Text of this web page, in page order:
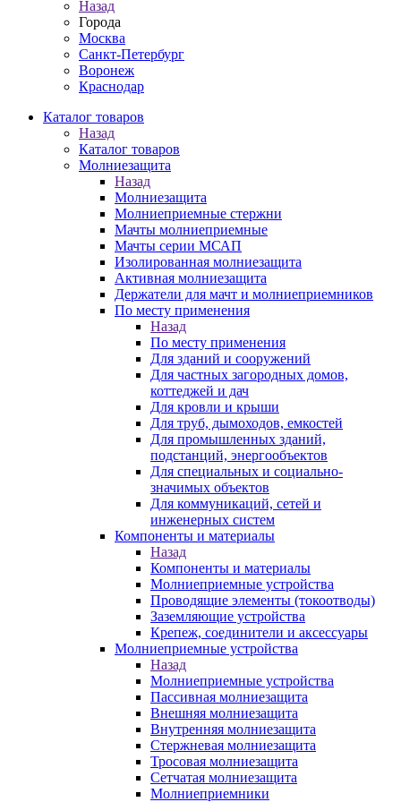
Назад
Города
Москва
Санкт-Петербург
Воронеж
Краснодар
Каталог товаров
Назад
Каталог товаров
Молниезащита
Назад
Молниезащита
Молниеприемные стержни
Мачты молниеприемные
Мачты серии МСАП
Изолированная молниезащита
Активная молниезащита
Держатели для мачт и молниеприемников
По месту применения
Назад
По месту применения
Для зданий и сооружений
Для частных загородных домов,
коттеджей и дач
Для кровли и крыши
Для труб, дымоходов, емкостей
Для промышленных зданий,
подстанций, энергообъектов
Для специальных и социально-
значимых объектов
Для коммуникаций, сетей и
инженерных систем
Компоненты и материалы
Назад
Компоненты и материалы
Молниеприемные устройства
Проводящие элементы (токоотводы)
Заземляющие устройства
Крепеж, соединители и аксессуары
Молниеприемные устройства
Назад
Молниеприемные устройства
Пассивная молниезащита
Внешняя молниезащита
Внутренняя молниезащита
Стержневая молниезащита
Тросовая молниезащита
Сетчатая молниезащита
Молниеприемники